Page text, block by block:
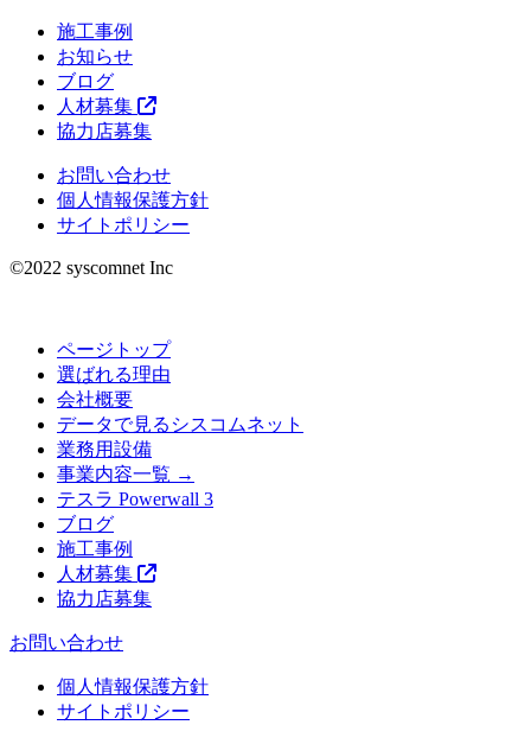
施工事例
お知らせ
ブログ
人材募集
協力店募集
お問い合わせ
個人情報保護方針
サイトポリシー
©︎2022 syscomnet Inc
ページトップ
選ばれる理由
会社概要
データで見るシスコムネット
業務用設備
事業内容一覧 →
テスラ Powerwall 3
ブログ
施工事例
人材募集
協力店募集
お問い合わせ
個人情報保護方針
サイトポリシー